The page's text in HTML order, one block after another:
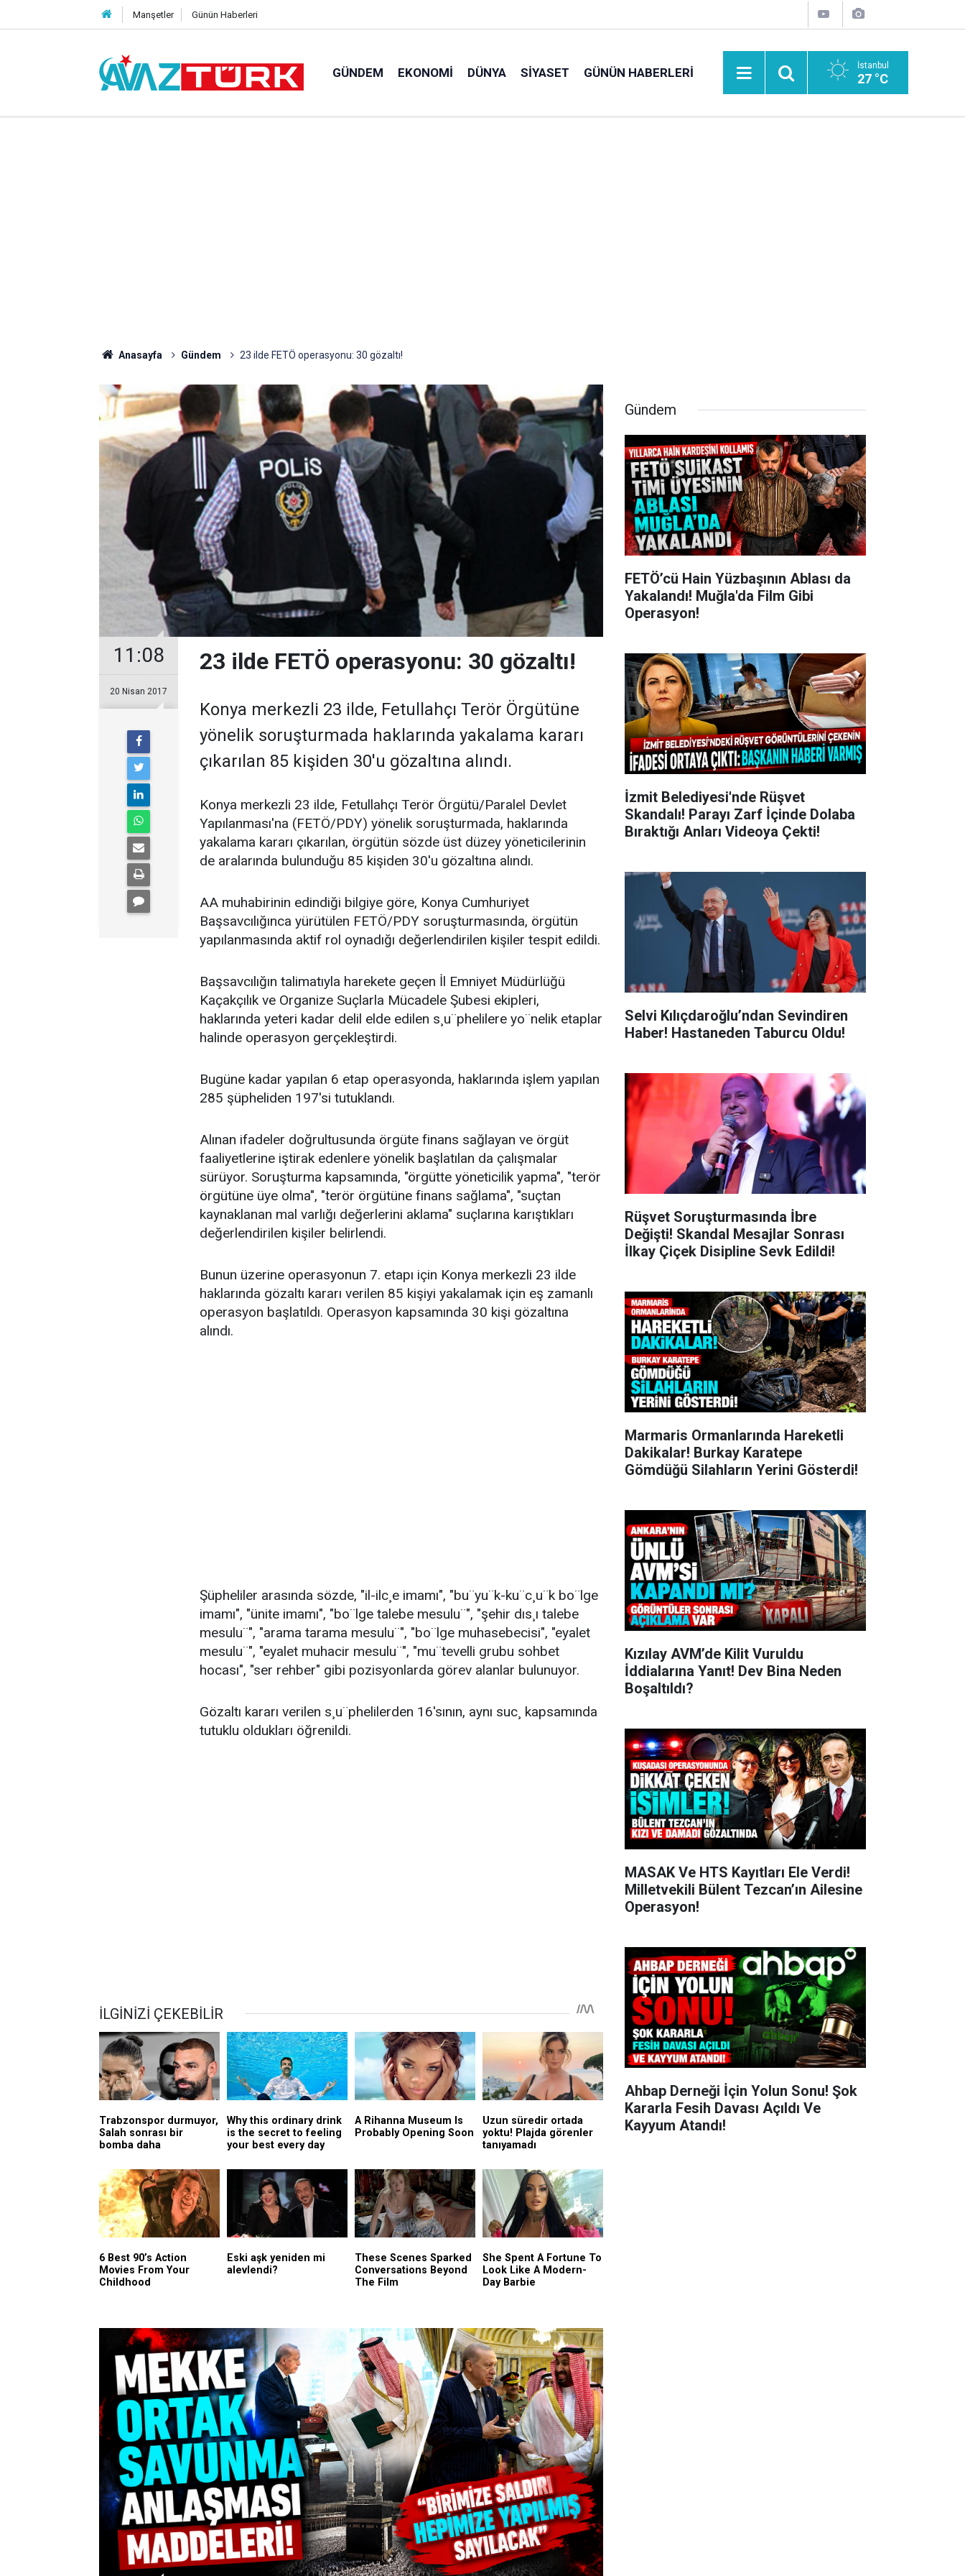
Manşetler Günün Haberleri
GÜNDEM EKONOMI DÜNYA SIYASET GÜNÜN HABERLERI İstanbul
27 °C
Anasayfa Gündem 23 ilde FETÖ operasyonu: 30 gözaltı!
11:08
20 Nisan 2017
23 ilde FETÖ operasyonu: 30 gözaltı!
Konya merkezli 23 ilde, Fetullahçı Terör Örgütüne
yönelik soruşturmada haklarında yakalama kararı
çıkarılan 85 kişiden 30'u gözaltına alındı.
Konya merkezli 23 ilde, Fetullahçı Terör Örgütü/Paralel Devlet
Yapılanması'na (FETÖ/PDY) yönelik soruşturmada, haklarında
yakalama kararı çıkarılan, örgütün sözde üst düzey yöneticilerinin
de aralarında bulunduğu 85 kişiden 30'u gözaltına alındı.
AA muhabirinin edindiği bilgiye göre, Konya Cumhuriyet
Başsavcılığınca yürütülen FETÖ/PDY soruşturmasında, örgütün
yapılanmasında aktif rol oynadığı değerlendirilen kişiler tespit edildi.
Başsavcılığın talimatıyla harekete geçen İl Emniyet Müdürlüğü
Kaçakçılık ve Organize Suçlarla Mücadele Şubesi ekipleri,
haklarında yeteri kadar delil elde edilen s¸u¨phelilere yo¨nelik etaplar
halinde operasyon gerçekleştirdi.
Bugüne kadar yapılan 6 etap operasyonda, haklarında işlem yapılan
285 şüpheliden 197'si tutuklandı.
Alınan ifadeler doğrultusunda örgüte finans sağlayan ve örgüt
faaliyetlerine iştirak edenlere yönelik başlatılan da çalışmalar
sürüyor. Soruşturma kapsamında, "örgütte yöneticilik yapma", "terör
örgütüne üye olma", "terör örgütüne finans sağlama", "suçtan
kaynaklanan mal varlığı değerlerini aklama" suçlarına karıştıkları
değerlendirilen kişiler belirlendi.
Bunun üzerine operasyonun 7. etapı için Konya merkezli 23 ilde
haklarında gözaltı kararı verilen 85 kişiyi yakalamak için eş zamanlı
operasyon başlatıldı. Operasyon kapsamında 30 kişi gözaltına
alındı.
Şüpheliler arasında sözde, "il-ilc¸e imamı", "bu¨yu¨k-ku¨c¸u¨k bo¨lge
imamı", "ünite imamı", "bo¨lge talebe mesulu¨", "şehir dıs¸ı talebe
mesulu¨", "arama tarama mesulu¨", "bo¨lge muhasebecisi", "eyalet
mesulu¨", "eyalet muhacir mesulu¨", "mu¨tevelli grubu sohbet
hocası", "ser rehber" gibi pozisyonlarda görev alanlar bulunuyor.
Gözaltı kararı verilen s¸u¨phelilerden 16'sının, aynı suc¸ kapsamında
tutuklu oldukları öğrenildi.
Gündem
FETÖ’cü Hain Yüzbaşının Ablası da
Yakalandı! Muğla'da Film Gibi
Operasyon!
İzmit Belediyesi'nde Rüşvet
Skandalı! Parayı Zarf İçinde Dolaba
Bıraktığı Anları Videoya Çekti!
Selvi Kılıçdaroğlu’ndan Sevindiren
Haber! Hastaneden Taburcu Oldu!
Rüşvet Soruşturmasında İbre
Değişti! Skandal Mesajlar Sonrası
İlkay Çiçek Disipline Sevk Edildi!
Marmaris Ormanlarında Hareketli
Dakikalar! Burkay Karatepe
Gömdüğü Silahların Yerini Gösterdi!
Kızılay AVM’de Kilit Vuruldu
İddialarına Yanıt! Dev Bina Neden
Boşaltıldı?
MASAK Ve HTS Kayıtları Ele Verdi!
Milletvekili Bülent Tezcan’ın Ailesine
Operasyon!
Ahbap Derneği İçin Yolun Sonu! Şok
Kararla Fesih Davası Açıldı Ve
Kayyum Atandı!